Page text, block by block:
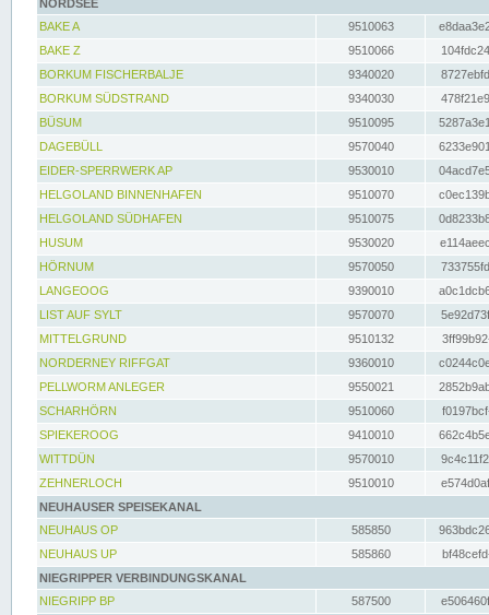
NORDSEE
BAKE A
9510063
BAKE Z
9510066
BORKUM FISCHERBALJE
9340020
BORKUM SÜDSTRAND
9340030
BÜSUM
9510095
DAGEBÜLL
9570040
EIDER-SPERRWERK AP
9530010
HELGOLAND BINNENHAFEN
9510070
HELGOLAND SÜDHAFEN
9510075
HUSUM
9530020
HÖRNUM
9570050
LANGEOOG
9390010
LIST AUF SYLT
9570070
MITTELGRUND
9510132
NORDERNEY RIFFGAT
9360010
PELLWORM ANLEGER
9550021
SCHARHÖRN
9510060
SPIEKEROOG
9410010
WITTDÜN
9570010
ZEHNERLOCH
9510010
NEUHAUSER SPEISEKANAL
NEUHAUS OP
585850
NEUHAUS UP
585860
NIEGRIPPER VERBINDUNGSKANAL
NIEGRIPP BP
587500